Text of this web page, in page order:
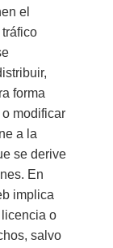
el
forma
modificar
a la
se derive
En
implica
o
salvo